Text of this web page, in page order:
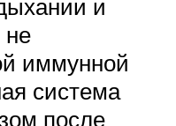
и
иммунной
система
после